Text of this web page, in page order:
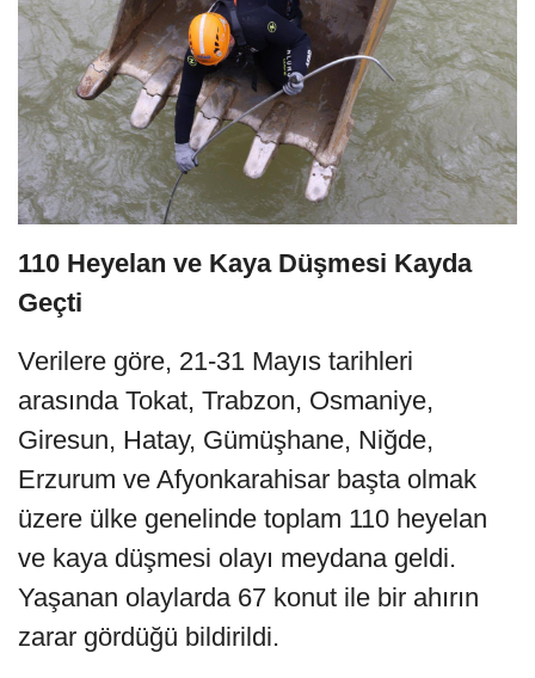
110 Heyelan ve Kaya Düşmesi Kayda
Geçti
Verilere göre, 21-31 Mayıs tarihleri
arasında Tokat, Trabzon, Osmaniye,
Giresun, Hatay, Gümüşhane, Niğde,
Erzurum ve Afyonkarahisar başta olmak
üzere ülke genelinde toplam 110 heyelan
ve kaya düşmesi olayı meydana geldi.
Yaşanan olaylarda 67 konut ile bir ahırın
zarar gördüğü bildirildi.